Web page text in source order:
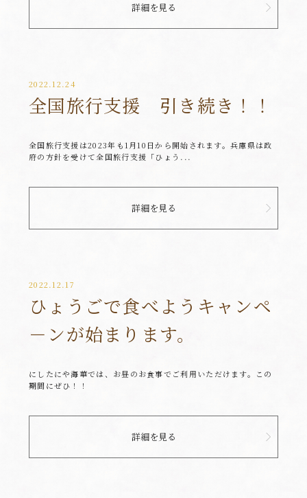
詳細を見る
2022.12.24
全国旅行支援 引き続き！！
全国旅行支援は2023年も1月10日から開始されます。兵庫県は政
府の方針を受けて全国旅行支援「ひょう...
詳細を見る
2022.12.17
ひょうごで食べようキャンペ
－ンが始まります。
にしたにや海華では、お昼のお食事でご利用いただけます。この
期間にぜひ！！
詳細を見る